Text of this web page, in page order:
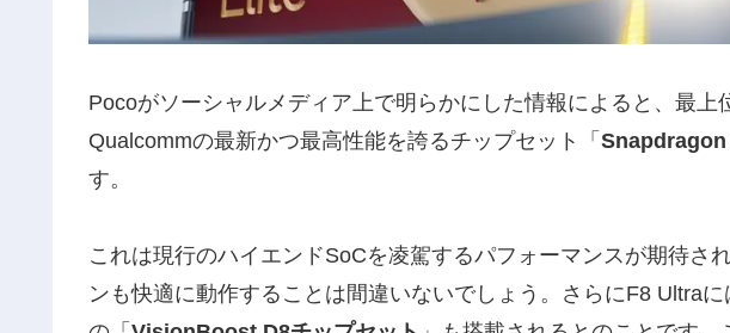
Pocoがソーシャルメディア上で明らかにした情報によると、最上
Qualcommの最新かつ最高性能を誇るチップセット「
す。
これは現行のハイエンドSoCを凌駕するパフォーマンスが期待さ
ンも快適に動作することは間違いないでしょう。さらにF8 Ultra